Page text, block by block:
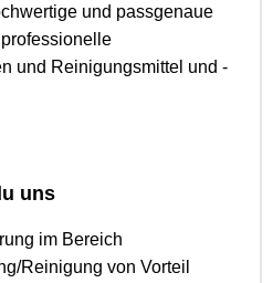
und passgenaue
und Reinigungsmittel und -
uns
im Bereich
Reinigung von Vorteil